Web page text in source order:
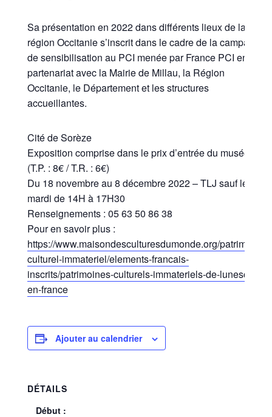
Sa présentation en 2022 dans différents lieux de la
région Occitanie s’inscrit dans le cadre de la campagne
de sensibilisation au PCI menée par France PCI en
partenariat avec la Mairie de Millau, la Région
Occitanie, le Département et les structures
accueillantes.
Cité de Sorèze
Exposition comprise dans le prix d’entrée du musée
(T.P. : 8€ / T.R. : 6€)
Du 18 novembre au 8 décembre 2022 – TLJ sauf le
mardi de 14H à 17H30
Renseignements : 05 63 50 86 38
Pour en savoir plus :
https://www.maisondesculturesdumonde.org/patrimoine-
culturel-immateriel/elements-francais-
inscrits/patrimoines-culturels-immateriels-de-lunesco-
en-france
Ajouter au calendrier
DÉTAILS
Début :